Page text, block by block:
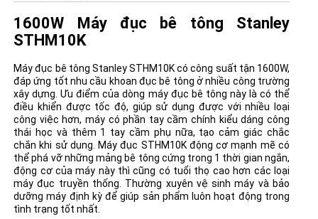
1600W Máy đục bê tông Stanley
STHM10K
Máy đục bê tông Stanley STHM10K có công suất tận 1600W,
đáp ứng tốt nhu cầu khoan đục bê tông ở nhiều công trường
xây dựng. Ưu điểm của dòng máy đục bê tông này là có thể
điều khiển được tốc độ, giúp sử dụng được với nhiều loại
công việc hơn, máy có phần tay cầm chính kiểu dáng công
thái học và thêm 1 tay cầm phụ nữa, tạo cảm giác chắc
chắn khi sử dụng. Máy đục STHM10K động cơ mạnh mẽ có
thể phá vỡ những mảng bê tông cứng trong 1 thời gian ngắn,
động cơ của máy này thì cũng có tuổi thọ cao hơn các loại
máy đục truyền thống. Thường xuyên vệ sinh máy và bảo
dưỡng máy định kỳ để giúp sản phẩm luôn hoạt động trong
tình trạng tốt nhất.